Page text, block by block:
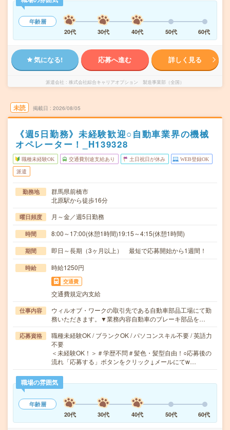
年齢層
20代
30代 40代 50代 60代
気になる! 応募へ進む 詳しく見る
派遣会社 株式会社綜合キャリアオプション 製造事業部（全国）
未読 掲載日 2026/08/05
《週5日勤務》未経験歓迎○自動車業界の機械
オペレーター！_H139328
職種未経験OK 交通費別途支給あり 土日祝日が休み WEB登録OK
派遣
勤務地
群馬県前橋市
北原駅から徒歩16分
曜日頻度 月～金／週5日勤務
時間 8:00～17:00(休憩1時間)19:15～4:15(休憩1時間)
期間 即日～長期（3ヶ月以上） 最短で応募開始から1週間！
時給 時給1250円
交通費
交通費規定内支給
仕事内容
ウィルオブ・ワークの取引先である自動車部品工場にて勤
務いただきます。▼業務内容自動車のブレーキ部品を…
応募資格
職種未経験OK / ブランクOK / パソコンスキル不要 / 英語力
不要
＜未経験OK！＞＃学歴不問＃髪色・髪型自由！○応募後の
流れ「応募する」ボタンをクリック↓メールにてw…
職場の雰囲気
年齢層
20代
30代 40代 50代 60代